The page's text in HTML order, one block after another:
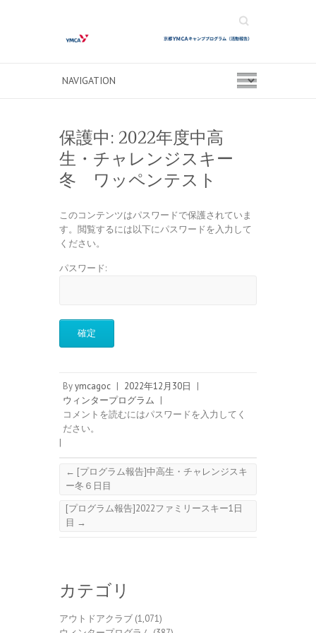
Search
保護中: 2022年度中高
生・チャレンジスキー
冬 ワッペンテスト
このコンテンツはパスワードで保護されていま
す。閲覧するには以下にパスワードを入力して
ください。
パスワード:
Byymcagoc | 2022年12月30日
|
ウィンタープログラム |
コメントを読むにはパスワードを入力してく
ださい。
|
← [プログラム報告]中高生・チャレンジスキ
ー冬６日目
[プログラム報告]2022ファミリースキー1日
目 →
カテゴリ
アウトドアクラブ (1,071)